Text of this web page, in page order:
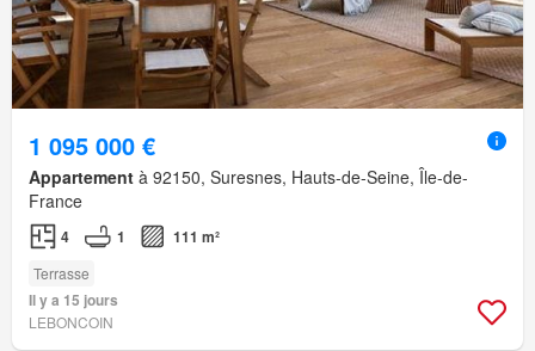
1 095 000 €
Appartement à 92150, Suresnes, Hauts-de-Seine, Île-de-
France
4 1 111 m²
Terrasse
Il y a 15 jours
LEBONCOIN